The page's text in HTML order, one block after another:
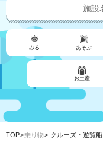
みる あそぶ
お土産
TOP 乗り物 クルーズ・遊覧船